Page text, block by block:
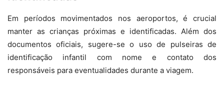
Em períodos movimentados nos aeroportos, é crucial
manter as crianças próximas e identificadas. Além dos
documentos oficiais, sugere-se o uso de pulseiras de
identificação infantil com nome e contato dos
responsáveis para eventualidades durante a viagem.